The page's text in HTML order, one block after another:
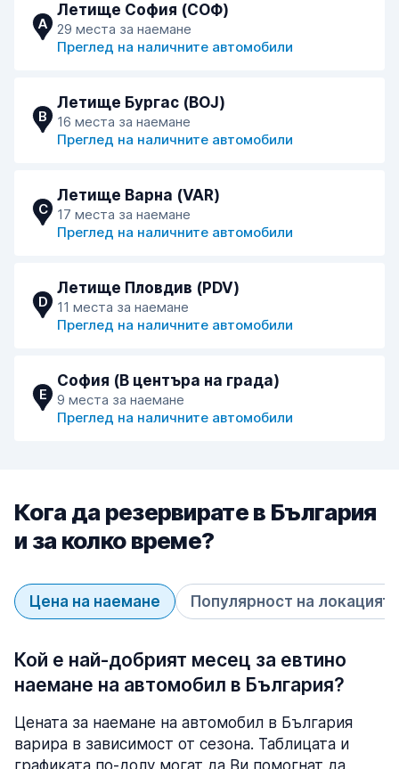
A
Летище София (СОФ)
29 места за наемане
Преглед на наличните автомобили
B
Летище Бургас (BOJ)
16 места за наемане
Преглед на наличните автомобили
C
Летище Варна (VAR)
17 места за наемане
Преглед на наличните автомобили
D
Летище Пловдив (PDV)
11 места за наемане
Преглед на наличните автомобили
E
София (В центъра на града)
9 места за наемане
Преглед на наличните автомобили
Кога да резервирате в България
и за колко време?
Цена на наемане Популярност на локацията
Кой е най-добрият месец за евтино
наемане на автомобил в България?
Цената за наемане на автомобил в България
варира в зависимост от сезона. Таблицата и
графиката по-долу могат да Ви помогнат да